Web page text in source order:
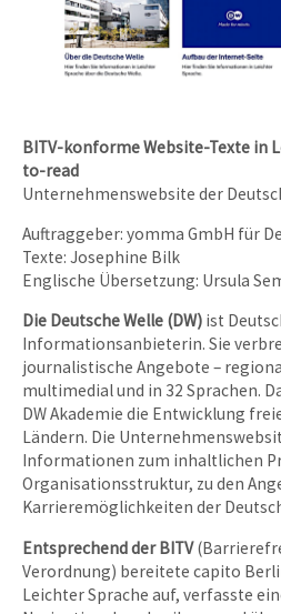
BITV-konforme Website-Texte in
to-read
Unternehmenswebsite der
Auftraggeber: yomma GmbH für
Texte: Josephine Bilk
Englische Übersetzung: Ursula
Die Deutsche Welle (DW) ist
Informationsanbieterin. Sie
journalistische Angebote –
multimedial und in 32 Sprachen.
DW Akademie die Entwicklung
Ländern. Die
Informationen zum inhaltlichen
Organisationsstruktur, zu den
Karrieremöglichkeiten der
Entsprechend der BITV
Verordnung) bereitete capito
Leichter Sprache auf, verfasste